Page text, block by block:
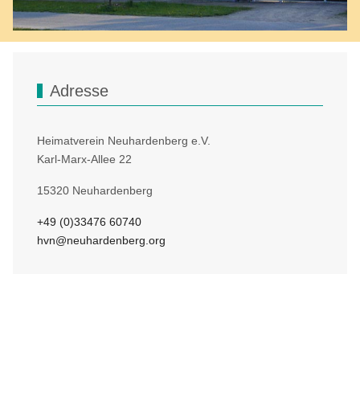
Adresse
Heimatverein Neuhardenberg e.V.
Karl-Marx-Allee 22
15320 Neuhardenberg
+49 (0)33476 60740
hvn@neuhardenberg.org